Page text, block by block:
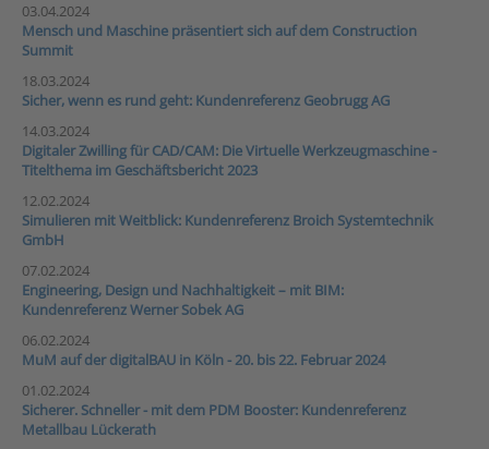
03.04.2024
Mensch und Maschine präsentiert sich auf dem Construction
Summit
18.03.2024
Sicher, wenn es rund geht: Kundenreferenz Geobrugg AG
14.03.2024
Digitaler Zwilling für CAD/CAM: Die Virtuelle Werkzeugmaschine -
Titelthema im Geschäftsbericht 2023
12.02.2024
Simulieren mit Weitblick: Kundenreferenz Broich Systemtechnik
GmbH
07.02.2024
Engineering, Design und Nachhaltigkeit – mit BIM:
Kundenreferenz Werner Sobek AG
06.02.2024
MuM auf der digitalBAU in Köln - 20. bis 22. Februar 2024
01.02.2024
Sicherer. Schneller - mit dem PDM Booster: Kundenreferenz
Metallbau Lückerath